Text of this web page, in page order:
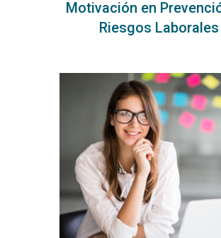
Motivación en
Riesgos Laborales